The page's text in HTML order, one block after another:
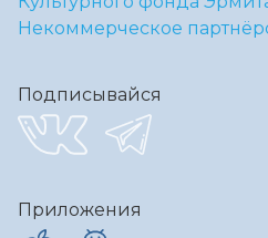
Некоммерческое
Подписывайся
Приложения